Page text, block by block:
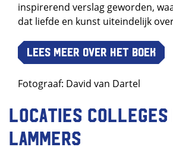
inspirerend verslag geworden,
dat liefde en kunst uiteindelijk
Lees meer over het boek
Fotograaf: David van Dartel
Locaties colleges
Lammers